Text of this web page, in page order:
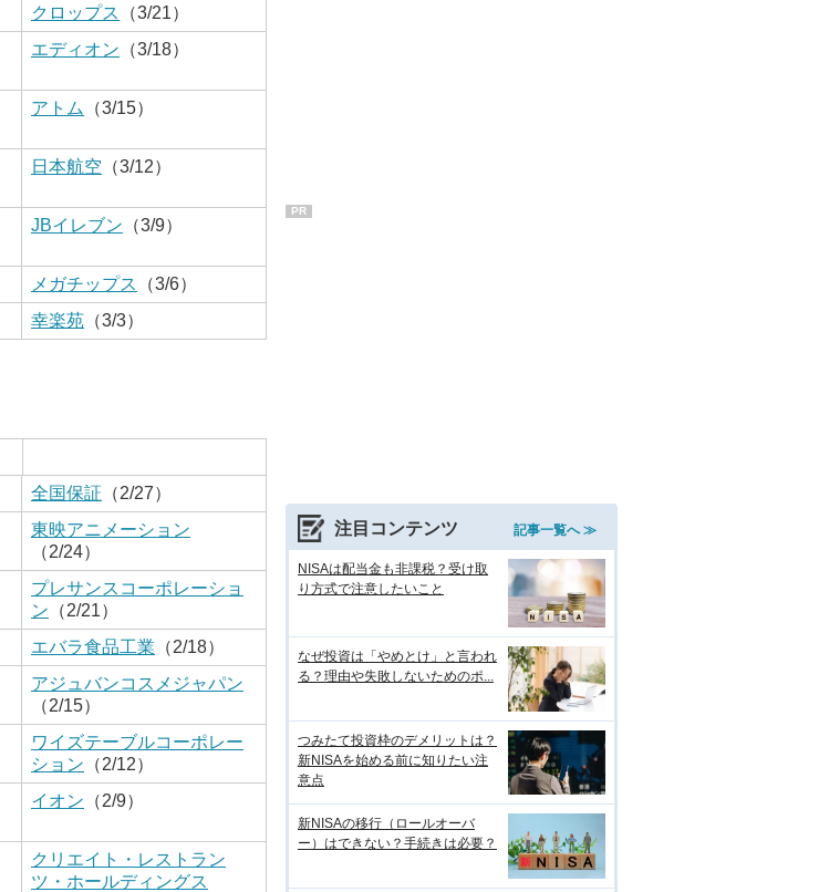
クロップス
（3/21）
エディオン （3/18）
アトム （3/15）
日本航空 （3/12）
JBイレブン （3/9）
メガチップス
（3/6）
幸楽苑 （3/3）
全国保証 （2/27）
東映アニメーション
（2/24）
プレサンスコーポレーショ
ン （2/21）
エバラ食品工業 （2/18）
アジュバンコスメジャパン
（2/15）
ワイズテーブルコーポレー
ション （2/12）
イオン （2/9）
クリエイト・レストラン
ツ・ホールディングス
PR
注目コンテンツ 記事一覧へ ≫
NISAは配当金も非課税？受け取
り方式で注意したいこと
なぜ投資は「やめとけ」と言われ
る？理由や失敗しないためのポ...
つみたて投資枠のデメリットは？
新NISAを始める前に知りたい注
意点
新NISAの移行（ロールオーバ
ー）はできない？手続きは必要？